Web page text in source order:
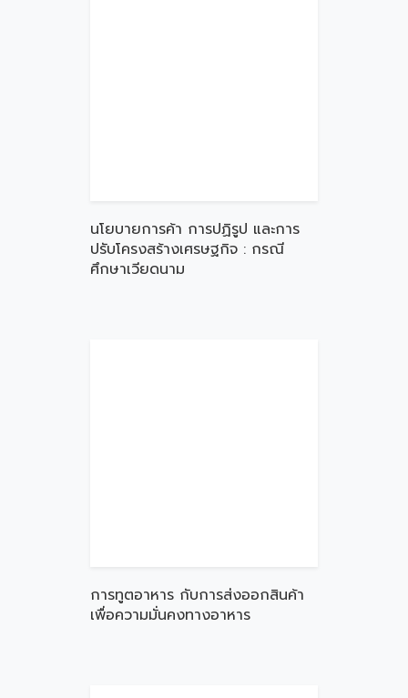
นโยบายการค้า การปฏิรูป และการ
ปรับโครงสร้างเศรษฐกิจ : กรณี
ศึกษาเวียดนาม
การทูตอาหาร กับการส่งออกสินค้า
เพื่อความมั่นคงทางอาหาร